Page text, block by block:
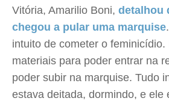
Vitória, Amarilio Boni, detalhou
chegou a pular uma marquise
intuito de cometer o feminicídio.
materiais para poder entrar na
poder subir na marquise. Tudo
estava deitada, dormindo, e ele